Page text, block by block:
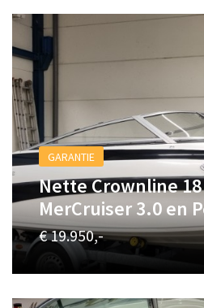
GARANTIE
Nette Crownline
MerCruiser 3.0 en
€ 19.950,-